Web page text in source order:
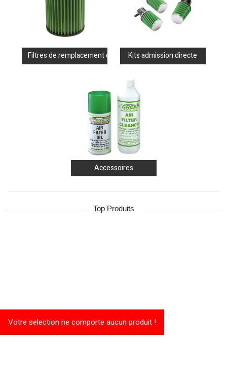
Filtres de remplacement coton Kits admission directe
Accessoires
Top Produits
Votre selection ne comporte aucun produit !